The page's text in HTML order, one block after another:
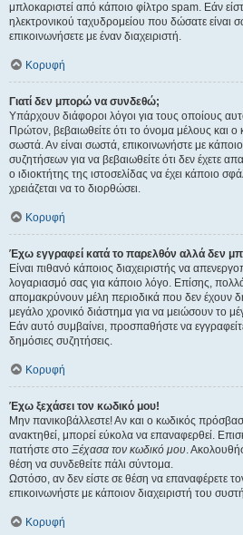
μπλοκαριστεί από κάποιο φίλτρο spam. Εάν
ηλεκτρονικού ταχυδρομείου που δώσατε
επικοινωνήσετε με έναν διαχειριστή.
Κορυφή
Γιατί δεν μπορώ να συνδεθώ;
Υπάρχουν διάφοροι λόγοι για τους οποίους
Πρώτον, βεβαιωθείτε ότι το όνομα μέλους και
σωστά. Αν είναι σωστά, επικοινωνήστε με
συζητήσεων για να βεβαιωθείτε ότι δεν έχετε
ο ιδιοκτήτης της ιστοσελίδας να έχει κάποιο
χρειάζεται να το διορθώσει.
Κορυφή
Έχω εγγραφεί κατά το παρελθόν αλλά δεν
Είναι πιθανό κάποιος διαχειριστής να
λογαριασμό σας για κάποιο λόγο. Επίσης,
απομακρύνουν μέλη περιοδικά που δεν έχουν
μεγάλο χρονικό διάστημα για να μειώσουν το
Εάν αυτό συμβαίνει, προσπαθήστε να
δημόσιες συζητήσεις.
Κορυφή
Έχω ξεχάσει τον κωδικό μου!
Μην πανικοβάλλεστε! Αν και ο κωδικός
ανακτηθεί, μπορεί εύκολα να επαναφερθεί.
πατήστε στο Ξέχασα τον κωδικό μου.
θέση να συνδεθείτε πάλι σύντομα.
Ωστόσο, αν δεν είστε σε θέση να επαναφέρετε
επικοινωνήστε με κάποιον διαχειριστή του
Κορυφή